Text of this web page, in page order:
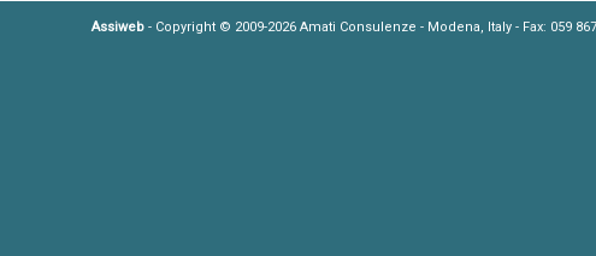
Assiweb- Copyright © 2009-2026 Amati Consulenze - Modena, Italy - Fax: 059